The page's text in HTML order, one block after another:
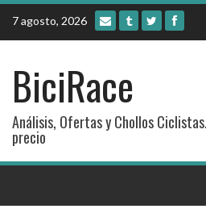
Skip
content
7 agosto, 2026
BiciRace
Análisis, Ofertas y Chollos
precio